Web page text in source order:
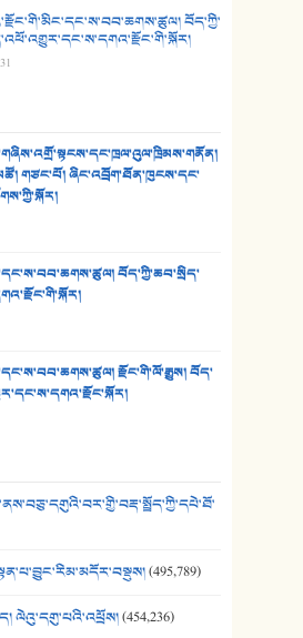
- ཕན་ཐོག
- ཟླ་སྒྲོན།
- ཟླ་སྒྲོན།
- ཟླ་སྒྲོན།
བོད་ཀྱི་
གཙང་པོ། ཞིང་འབྲོག་ཐོན་ཁུངས་དང་
བོད་ཀྱི་ཆབ་སྲིད་
རྫོང་གི་ལོ་རྒྱུས། བོད་
(495,789)
ལེའུ་དགུ་པའི་འཕྲོས།(454,236)